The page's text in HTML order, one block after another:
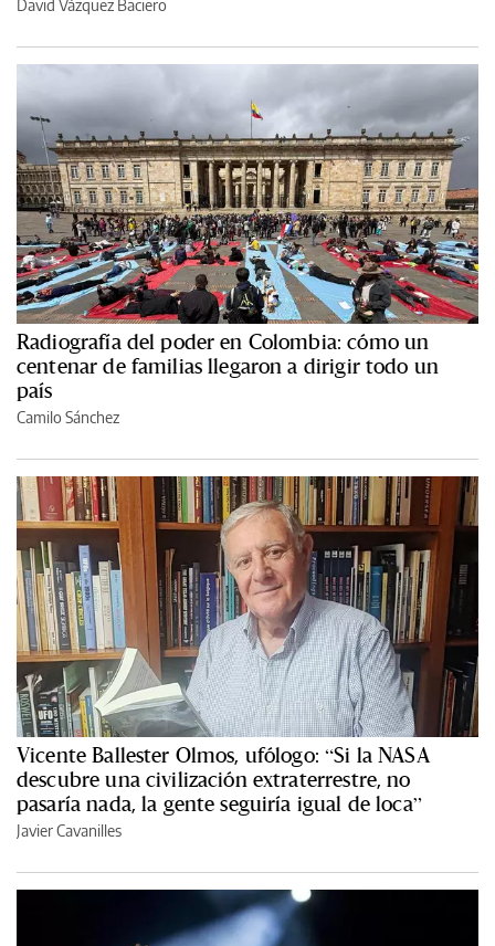
David Vázquez Baciero
Radiografía del poder en Colombia: cómo un
centenar de familias llegaron a dirigir todo un
país
Camilo Sánchez
Vicente Ballester Olmos, ufólogo: “Si la NASA
descubre una civilización extraterrestre, no
pasaría nada, la gente seguiría igual de loca”
Javier Cavanilles